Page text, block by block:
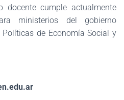
docente cumple actualmente
ministerios del gobierno
de Economía Social y